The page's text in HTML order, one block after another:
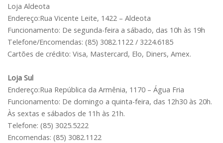
Loja Aldeota
Endereço:Rua Vicente Leite, 1422 – Aldeota
Funcionamento: De segunda-feira a sábado, das 10h às 19h
Telefone/Encomendas: (85) 3082.1122 / 3224.6185
Cartões de crédito: Visa, Mastercard, Elo, Diners, Amex.
Loja Sul
Endereço:Rua República da Armênia, 1170 – Água Fria
Funcionamento: De domingo a quinta-feira, das 12h30 às 20h.
Às sextas e sábados de 11h às 21h.
Telefone: (85) 3025.5222
Encomendas: (85) 3082.1122